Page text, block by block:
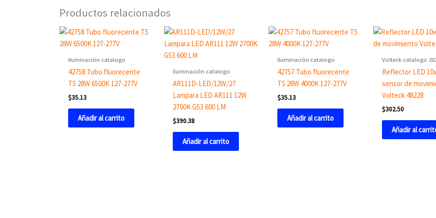
Productos relacionados
Iluminación catalogo
42758 Tubo fluorecente
T5 28W 6500K 127-277V
$35.13
Añadir al carrito
Iluminación catalogo
AR111D-LED/12W/27
Lampara LED AR111 12W
2700K G53 600 LM
$390.38
Añadir al carrito
Iluminación catalogo
42757 Tubo fluorecente
T5 28W 4000K 127-277V
$35.13
Añadir al carrito
Volteck catalogo
Reflector LED
sensor de
Volteck 48228
$302.50
Añadir al